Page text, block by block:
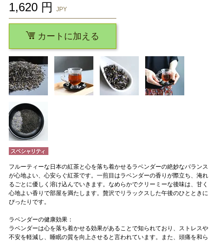
フルーティーな日本の紅茶と心を落ち着かせるラベンダーの絶妙なバランス
が心地よい、心安らぐ紅茶です。一煎目はラベンダーの香りが際立ち、淹れ
るごとに優しく溶け込んでいきます。なめらかでクリーミーな後味は、甘く
心地よい香りで部屋を満たします。贅沢でリラックスした午後のひとときに
ぴったりです。
ラベンダーの健康効果：
ラベンダーは心を落ち着かせる効果があることで知られており、ストレスや
不安を軽減し、睡眠の質を向上させると言われています。また、頭痛を和ら
1,620円 JPY
カートに加える